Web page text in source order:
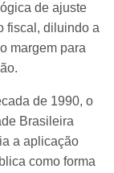
de ajuste
fiscal, diluindo a
margem para
de 1990, o
Brasileira
a aplicação
como forma